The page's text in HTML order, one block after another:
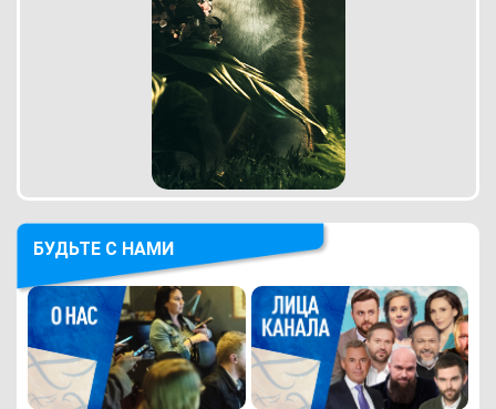
БУДЬТЕ С НАМИ